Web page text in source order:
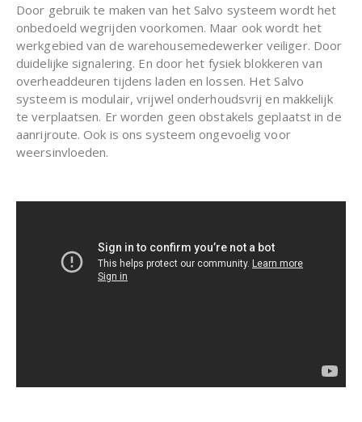
Door gebruik te maken van het Salvo systeem wordt het
onbedoeld wegrijden voorkomen. Maar ook wordt het
werkgebied van de warehousemedewerker veiliger. Door
duidelijke signalering. En door het fysiek blokkeren van
overheaddeuren tijdens laden en lossen. Het Salvo
systeem is modulair, vrijwel onderhoudsvrij en makkelijk
te verplaatsen. Er worden geen obstakels geplaatst in de
aanrijroute. Ook is ons systeem ongevoelig voor
weersinvloeden.